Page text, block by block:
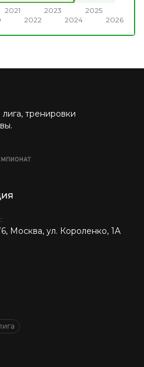
2021
2022
2023
2024
2025
2026
тренировки
Москва, ул. Короленко, 1А